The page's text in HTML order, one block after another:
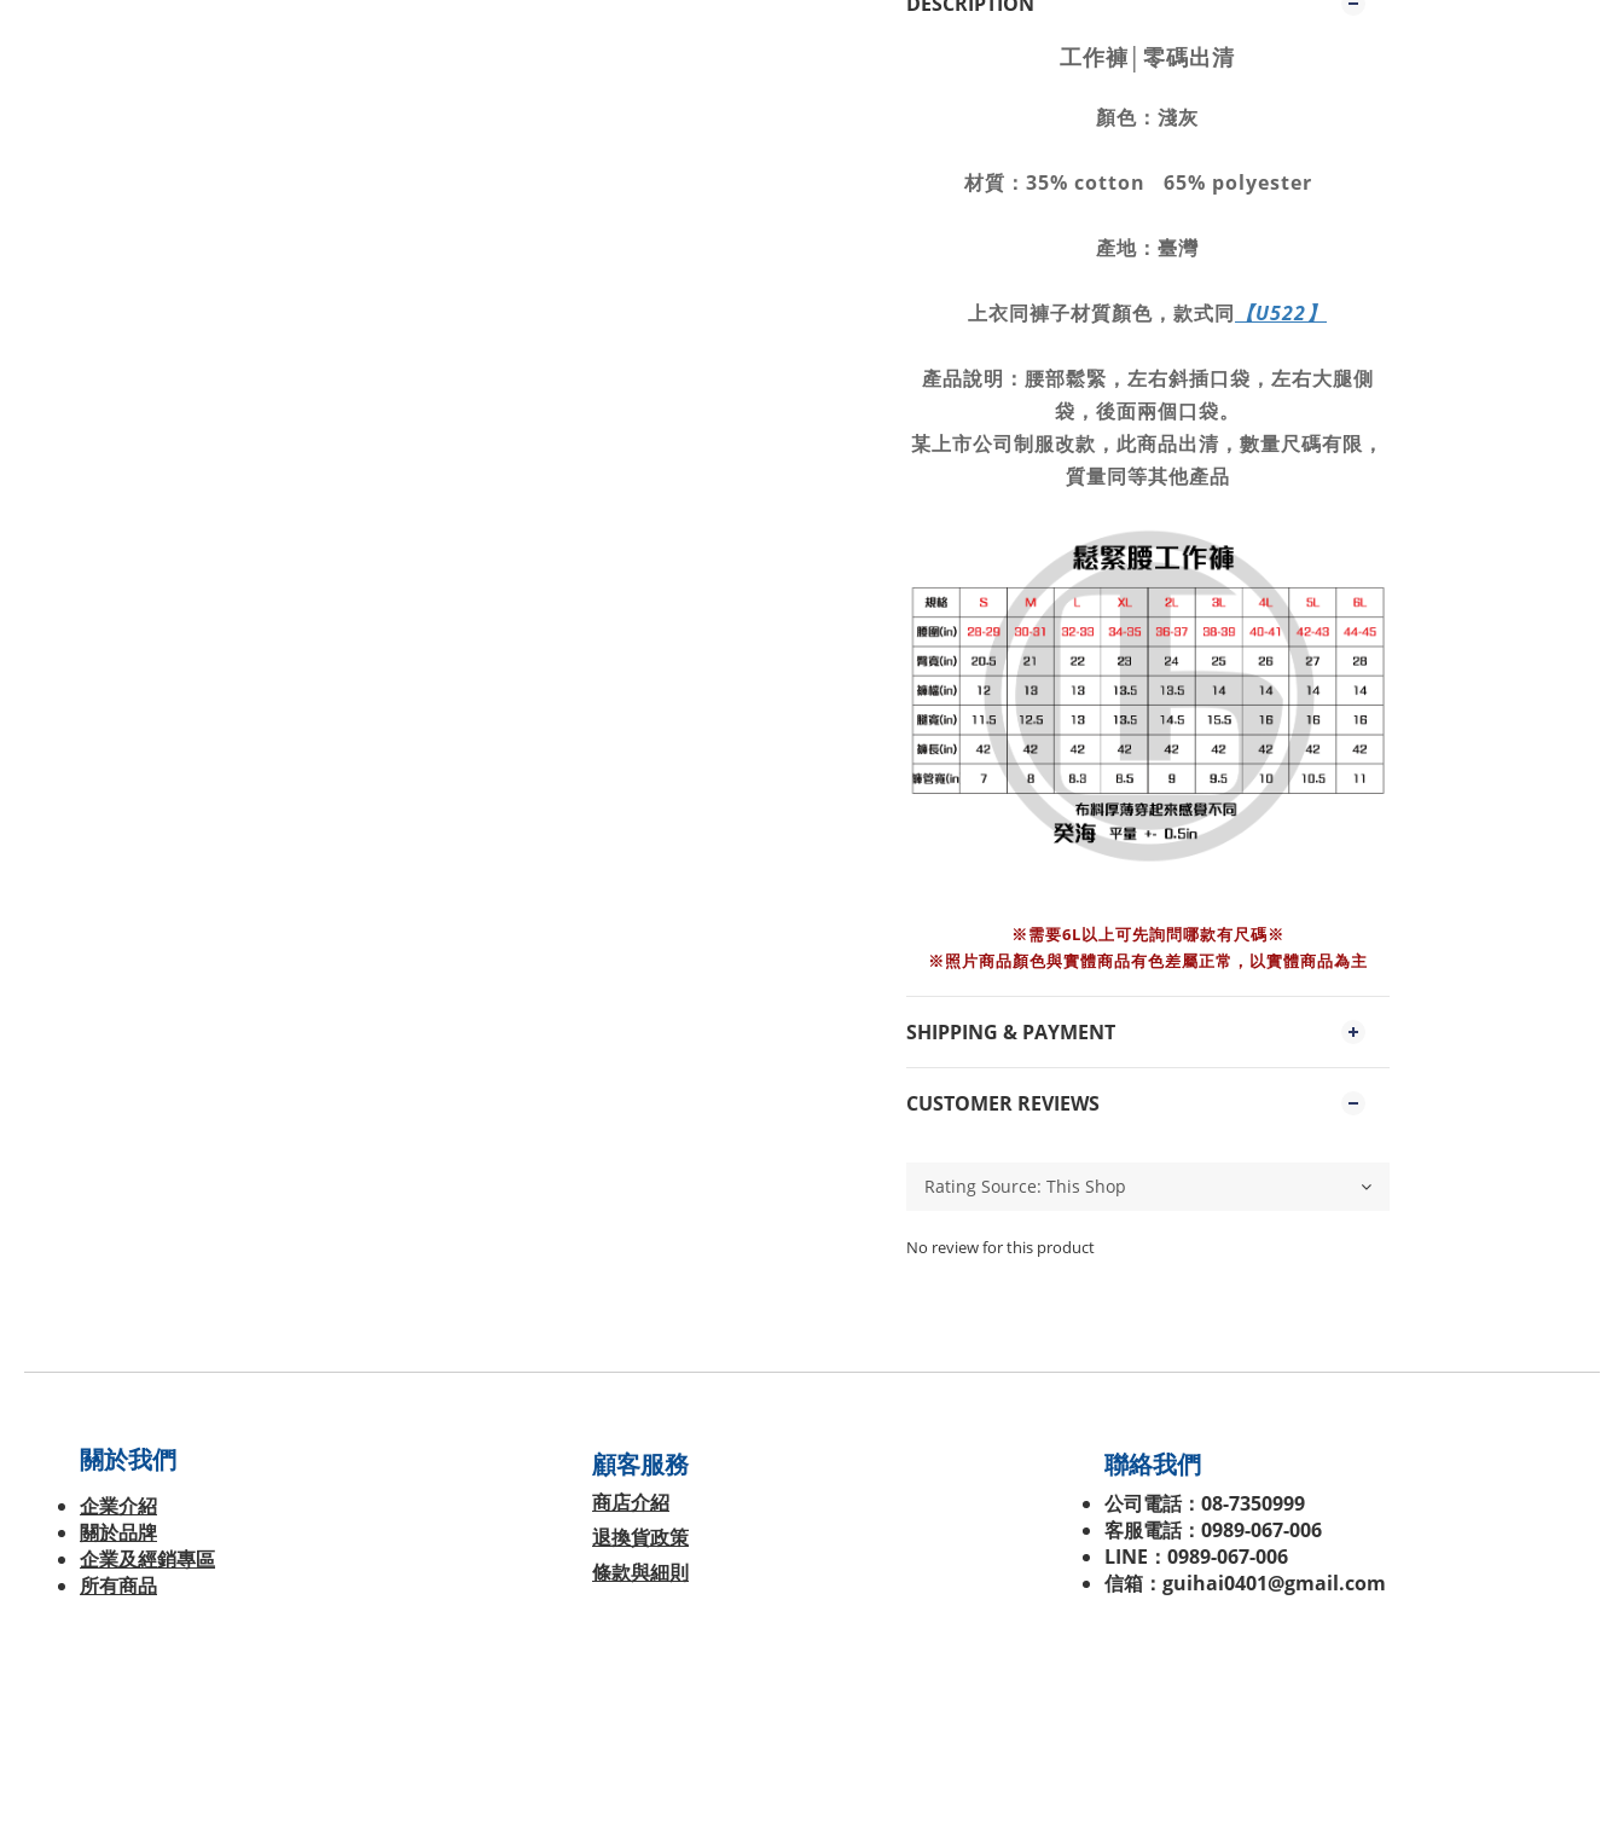
工作褲│零碼出清
顏色：淺灰
材質：35% cotton 65% polyester
產地：臺灣
上衣同褲子材質顏色，款式同 【U522】
產品說明：腰部鬆緊，左右斜插口袋，左右大腿側
袋，後面兩個口袋。
某上市公司制服改款，此商品出清，數量尺碼有限，
質量同等其他產品
※需要6L以上可先詢問哪款有尺碼※
※照片商品顏色與實體商品有色差屬正常，以實體商品為主
SHIPPING & PAYMENT
CUSTOMER REVIEWS
No review for this product
關於我們
企業介紹
關於品牌
企業及經銷專區
所有商品
顧客服務
商店介紹
退換貨政策
條款與細則
聯絡我們
公司電話：08-7350999
客服電話：0989-067-006
LINE：0989-067-006
信箱：guihai0401@gmail.com